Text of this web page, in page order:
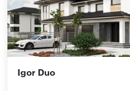
Igor Duo